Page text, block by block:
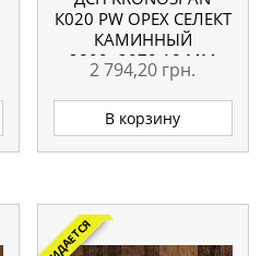
К020 PW ОРЕХ СЕЛЕКТ
КАМИННЫЙ
2800×2070 18 ММ
2 794,20 грн.
В корзину